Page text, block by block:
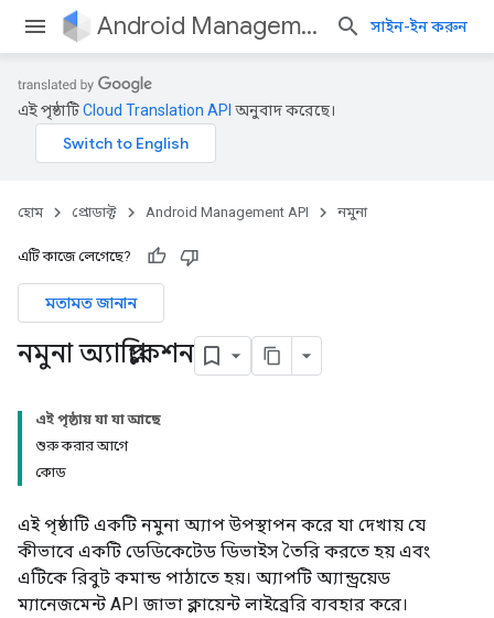
Android Management API সাইন-ইন করুন
এই পৃষ্ঠাটিCloud Translation API অনুবাদ করেছে।
হোম প্রোডাক্ট Android Management API নমুনা
এটি কাজে লেগেছে?
মতামত জানান
নমুনা অ্যাপ্লিকেশন
এই পৃষ্ঠায় যা যা আছে
শুরু করার আগে
কোড
এই পৃষ্ঠাটি একটি নমুনা অ্যাপ উপস্থাপন করে যা দেখায় যে
কীভাবে একটি ডেডিকেটেড ডিভাইস তৈরি করতে হয় এবং
এটিকে রিবুট কমান্ড পাঠাতে হয়। অ্যাপটি অ্যান্ড্রয়েড
ম্যানেজমেন্ট API জাভা ক্লায়েন্ট লাইব্রেরি ব্যবহার করে।